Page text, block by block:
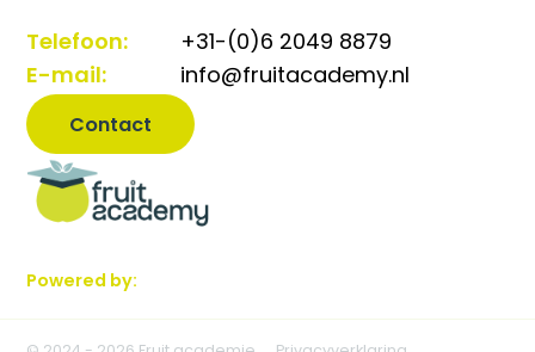
Telefoon:
+31-(0)6 2049 8879
E-mail:
info@fruitacademy.nl
Contact
Powered by: